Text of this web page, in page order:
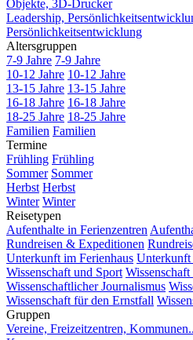
Objekte, 3D-Drucker
Leadership,
Persönlichkeitsentwicklung
Altersgruppen
7-9 Jahre 7-9 Jahre
10-12 Jahre 10-12 Jahre
13-15 Jahre 13-15 Jahre
16-18 Jahre 16-18 Jahre
18-25 Jahre 18-25 Jahre
Familien Familien
Termine
Frühling Frühling
Sommer Sommer
Herbst Herbst
Winter Winter
Reisetypen
Aufenthalte in Ferienzentren
Rundreisen & Expeditionen
Unterkunft im Ferienhaus Unterkunft
Wissenschaft und Sport
Wissenschaftlicher Journalismus
Wissenschaft für den Ernstfall
Gruppen
Vereine, Freizeitzentren,